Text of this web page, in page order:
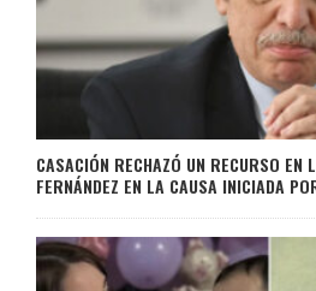
CASACIÓN RECHAZÓ UN RECURSO EN
FERNÁNDEZ EN LA CAUSA INICIADA